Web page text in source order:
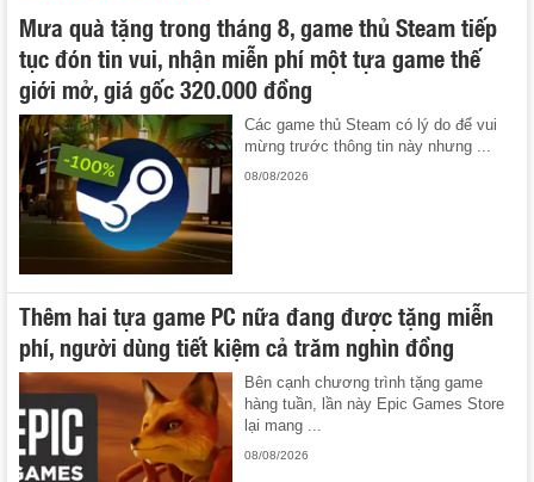
Mưa quà tặng trong tháng 8, game thủ Steam tiếp
tục đón tin vui, nhận miễn phí một tựa game thế
giới mở, giá gốc 320.000 đồng
Các game thủ Steam có lý do để vui
mừng trước thông tin này nhưng ...
08/08/2026
Thêm hai tựa game PC nữa đang được tặng miễn
phí, người dùng tiết kiệm cả trăm nghìn đồng
Bên cạnh chương trình tặng game
hàng tuần, lần này Epic Games Store
lại mang ...
08/08/2026